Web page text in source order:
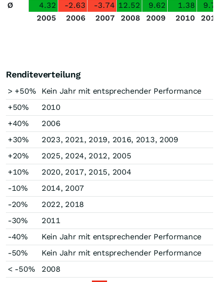
Ø
4.32 -2.63 -3.74 12.52 9.62 1.38
2005
2006 2007 2008 2009 2010
Renditeverteilung
> +50%
Kein Jahr mit entsprechender Performance
+50%
2010
+40%
2006
+30%
2023, 2021, 2019, 2016, 2013, 2009
+20%
2025, 2024, 2012, 2005
+10%
2020, 2017, 2015, 2004
-10%
2014, 2007
-20%
2022, 2018
-30%
2011
-40%
Kein Jahr mit entsprechender Performance
-50%
Kein Jahr mit entsprechender Performance
< -50%
2008